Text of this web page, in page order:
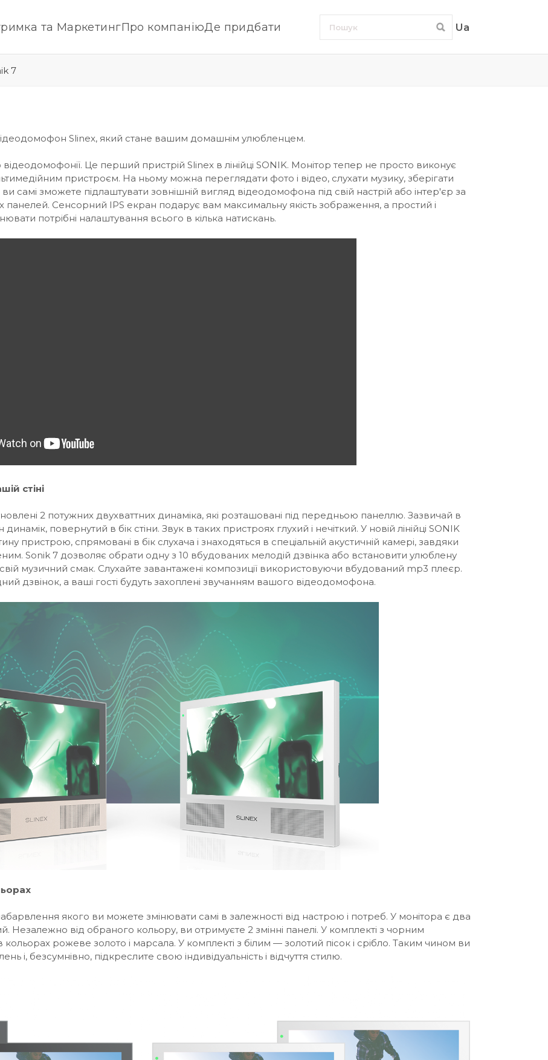
та МаркетингПро компаніюДе придбати Ua
7
Slinex, який стане вашим домашнім улюбленцем.
Це перший пристрій Slinex в лінійці SONIK. Монітор тепер не просто виконує
пристроєм. На ньому можна переглядати фото і відео, слухати музику, зберігати
самі зможете підлаштувати зовнішній вигляд відеодомофона під свій настрій або інтер'єр за
Сенсорний IPS екран подарує вам максимальну якість зображення, а простий і
потрібні налаштування всього в кілька натискань.
стіні
2 потужних двухваттних динаміка, які розташовані під передньою панеллю. Зазвичай в
повернутий в бік стіни. Звук в таких пристроях глухий і нечіткий. У новій лінійці SONIK
пристрою, спрямовані в бік слухача і знаходяться в спеціальній акустичній камері, завдяки
Sonik 7 дозволяє обрати одну з 10 вбудованих мелодій дзвінка або встановити улюблену
музичний смак. Слухайте завантажені композиції використовуючи вбудований mp3 плеєр.
дзвінок, а ваші гості будуть захоплені звучанням вашого відеодомофона.
якого ви можете змінювати самі в залежності від настрою і потреб. У монітора є два
Незалежно від обраного кольору, ви отримуєте 2 змінні панелі. У комплекті з чорним
рожеве золото і марсала. У комплекті з білим — золотий пісок і срібло. Таким чином ви
і, безсумнівно, підкреслите свою індивідуальність і відчуття стилю.